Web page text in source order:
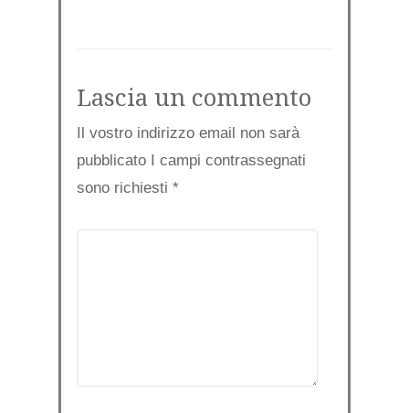
Lascia un commento
Il vostro indirizzo email non sarà
pubblicato I campi contrassegnati
sono richiesti *